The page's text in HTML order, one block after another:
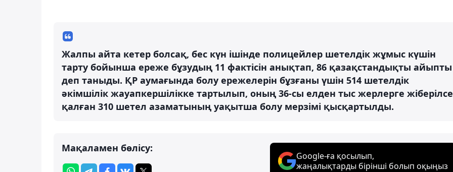
Жалпы айта кетер болсақ, бес күн ішінде полицейлер шетелдік жұмыс күшін
тарту бойынша ереже бұзудың 11 фактісін анықтап, 86 қазақстандықты айыпты
деп таныды. ҚР аумағында болу ережелерін бұзғаны үшін 514 шетелдік
әкімшілік жауапкершілікке тартылып, оның 36-сы елден тыс жерлерге
қалған 310 шетел азаматының уақытша болу мерзімі қысқартылды.
Мақаламен бөлісу:
Google-ға қосылып,
жаңалықтарды бірінші болып оқыңыз